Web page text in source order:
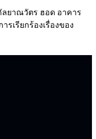
ลยาณวัตร ฮอด อาคาร
เรียกร้องเรื่องของ